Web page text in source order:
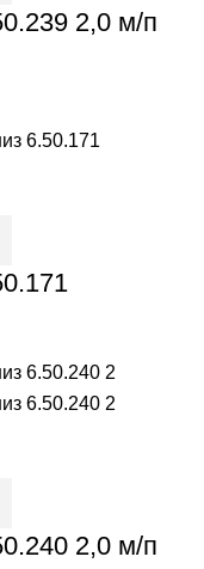
2,0 м/п
2,0 м/п